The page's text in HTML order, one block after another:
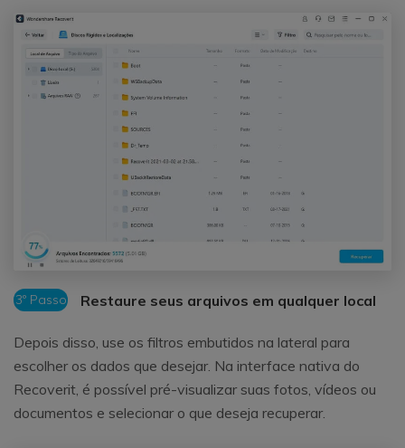
3º Passo Restaure seus arquivos em qualquer local
Depois disso, use os filtros embutidos na lateral para
escolher os dados que desejar. Na interface nativa do
Recoverit, é possível pré-visualizar suas fotos, vídeos ou
documentos e selecionar o que deseja recuperar.